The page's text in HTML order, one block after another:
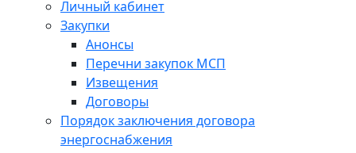
Личный кабинет
Закупки
Анонсы
Перечни закупок МСП
Извещения
Договоры
Порядок заключения договора
энергоснабжения